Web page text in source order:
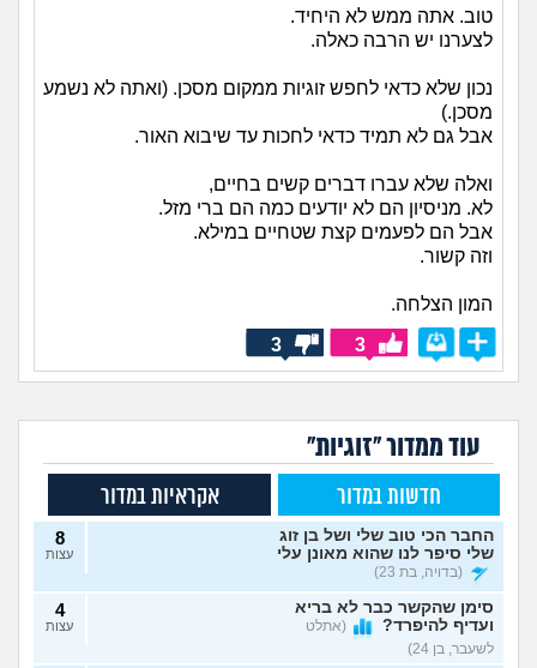
טוב. אתה ממש לא היחיד.
לצערנו יש הרבה כאלה.
נכון שלא כדאי לחפש זוגיות ממקום מסכן. (ואתה לא נשמע
מסכן.)
אבל גם לא תמיד כדאי לחכות עד שיבוא האור.
ואלה שלא עברו דברים קשים בחיים,
לא. מניסיון הם לא יודעים כמה הם ברי מזל.
אבל הם לפעמים קצת שטחיים במילא.
וזה קשור.
המון הצלחה.
3
3
עוד ממדור "זוגיות"
חדשות במדור אקראיות במדור
החבר הכי טוב שלי ושל בן זוג
שלי סיפר לנו שהוא מאונן עלי
(בדויה, בת 23)
8
עצות
סימן שהקשר כבר לא בריא
ועדיף להיפרד?
(אתלט
לשעבר, בן 24)
4
עצות